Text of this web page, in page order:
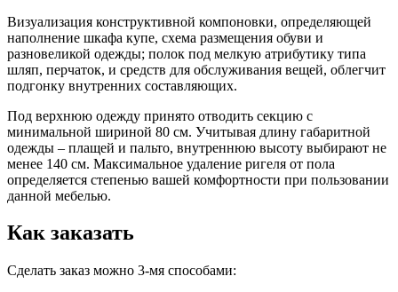
Визуализация конструктивной компоновки, определяющей
наполнение шкафа купе, схема размещения обуви и
разновеликой одежды; полок под мелкую атрибутику типа
шляп, перчаток, и средств для обслуживания вещей, облегчит
подгонку внутренних составляющих.
Под верхнюю одежду принято отводить секцию с
минимальной шириной 80 см. Учитывая длину габаритной
одежды – плащей и пальто, внутреннюю высоту выбирают не
менее 140 см. Максимальное удаление ригеля от пола
определяется степенью вашей комфортности при пользовании
данной мебелью.
Как заказать
Сделать заказ можно 3-мя способами: